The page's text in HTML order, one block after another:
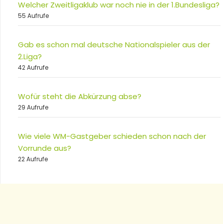
Welcher Zweitligaklub war noch nie in der 1.Bundesliga?
55 Aufrufe
Gab es schon mal deutsche Nationalspieler aus der
2.Liga?
42 Aufrufe
Wofür steht die Abkürzung abse?
29 Aufrufe
Wie viele WM-Gastgeber schieden schon nach der
Vorrunde aus?
22 Aufrufe